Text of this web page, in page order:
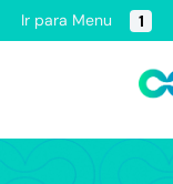
Ir para Menu 1